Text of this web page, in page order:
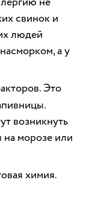
свинок и
людей
а у
Это
возникнуть
на морозе или
химия.